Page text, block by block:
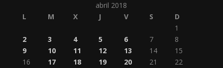
abril 2018
L
M X J V S
D
1
2
3 4 5 6 7
8
9
10 11 12 13 14
15
16
17 18 19 20 21
22